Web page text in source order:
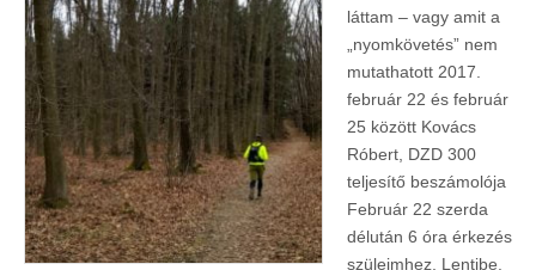
láttam – vagy amit a
„nyomkövetés” nem
mutathatott 2017.
február 22 és február
25 között Kovács
Róbert, DZD 300
teljesítő beszámolója
Február 22 szerda
délután 6 óra érkezés
szüleimhez, Lentibe.